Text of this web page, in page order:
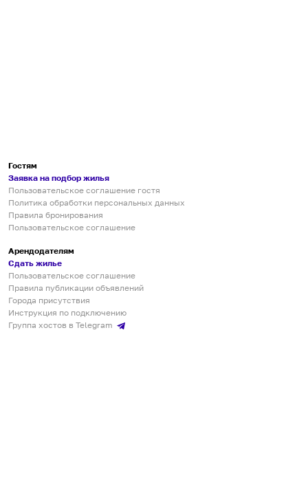
Гостям
Заявка на подбор жилья
Пользовательское соглашение гостя
Политика обработки персональных данных
Правила бронирования
Пользовательское соглашение
Арендодателям
Сдать жилье
Пользовательское соглашение
Правила публикации объявлений
Города присутствия
Инструкция по подключению
Группа хостов в Telegram